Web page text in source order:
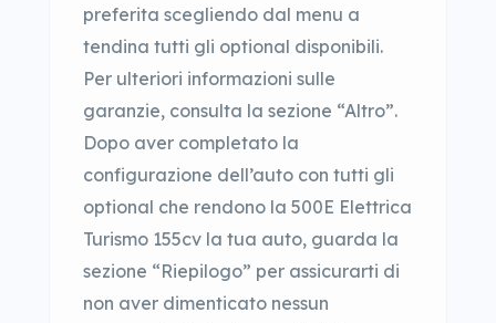
preferita scegliendo dal menu a
tendina tutti gli optional disponibili.
Per ulteriori informazioni sulle
garanzie, consulta la sezione “Altro”.
Dopo aver completato la
configurazione dell’auto con tutti gli
optional che rendono la 500E Elettrica
Turismo 155cv la tua auto, guarda la
sezione “Riepilogo” per assicurarti di
non aver dimenticato nessun